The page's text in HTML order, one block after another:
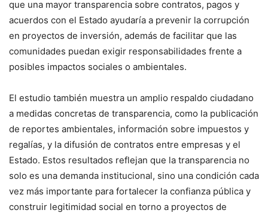
que una mayor transparencia sobre contratos, pagos y
acuerdos con el Estado ayudaría a prevenir la corrupción
en proyectos de inversión, además de facilitar que las
comunidades puedan exigir responsabilidades frente a
posibles impactos sociales o ambientales.
El estudio también muestra un amplio respaldo ciudadano
a medidas concretas de transparencia, como la publicación
de reportes ambientales, información sobre impuestos y
regalías, y la difusión de contratos entre empresas y el
Estado. Estos resultados reflejan que la transparencia no
solo es una demanda institucional, sino una condición cada
vez más importante para fortalecer la confianza pública y
construir legitimidad social en torno a proyectos de